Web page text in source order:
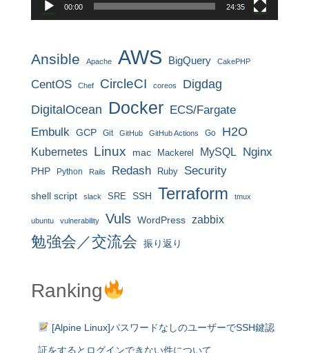
00:00 24:35
Ansible Apache AWS BigQuery CakePHP
CentOS Chef CircleCI coreos
Digdag
DigitalOcean Docker ECS/Fargate
Embulk GCP Git GitHub GitHub Actions Go H2O
Kubernetes Linux mac Mackerel MySQL Nginx
PHP Python Rails Redash Ruby Security
shell script slack SRE SSH Terraform tmux
ubuntu vulnerability Vuls WordPress zabbix
勉強会／交流会 振り返り
Ranking
[Alpine Linux]パスワードなしのユーザーでSSH鍵認
証をするとログインできない件について